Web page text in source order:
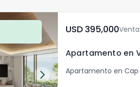
USD	395,000Venta
Apartamento en